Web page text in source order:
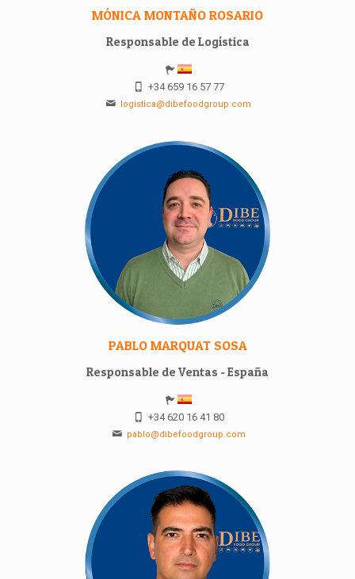
MÓNICA MONTAÑO ROSARIO
Responsable de Logística
+34 659 16 57 77
logistica@dibefoodgroup.com
PABLO MARQUAT SOSA
Responsable de Ventas - España
+34 620 16 41 80
pablo@dibefoodgroup.com